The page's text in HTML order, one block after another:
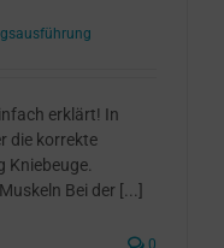
erklärt! In
die korrekte
Kniebeuge.
Bei der [...]
0